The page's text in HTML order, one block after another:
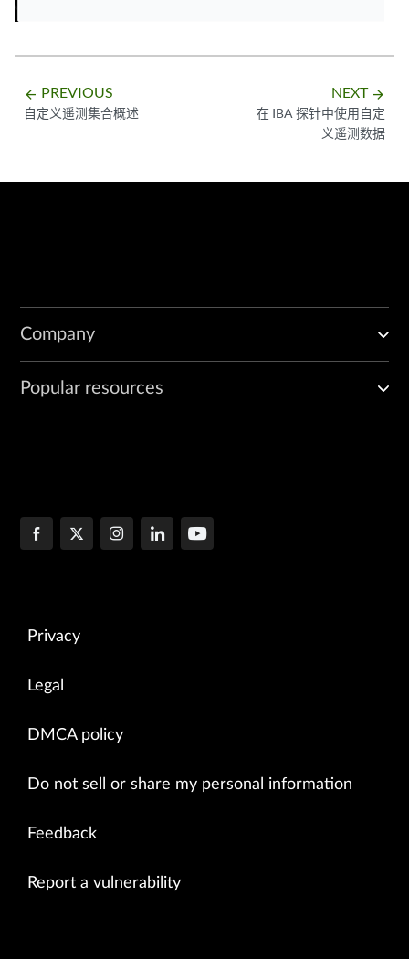
arrow_backward PREVIOUS
自定义遥测集合概述
NEXT arrow_forward
在 IBA 探针中使用自定
义遥测数据
Company
Popular resources
Privacy
Legal
DMCA policy
Do not sell or share my personal information
Feedback
Report a vulnerability